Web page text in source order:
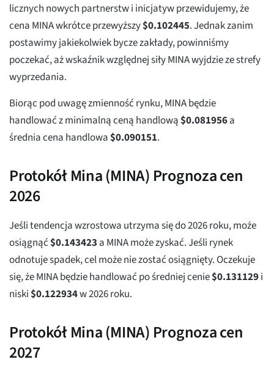
licznych nowych partnerstw i inicjatyw przewidujemy, że
cena MINA wkrótce przewyższy$0.102445. Jednak zanim
postawimy jakiekolwiek bycze zakłady, powinniśmy
poczekać, aż wskaźnik względnej siły MINA wyjdzie ze strefy
wyprzedania.
Biorąc pod uwagę zmienność rynku, MINA będzie
handlować z minimalną ceną handlową$0.081956a
średnia cena handlowa$0.090151.
Protokół Mina (MINA) Prognoza cen
2026
Jeśli tendencja wzrostowa utrzyma się do 2026 roku, może
osiągnąć$0.143423 a MINA może zyskać. Jeśli rynek
odnotuje spadek, cel może nie zostać osiągnięty. Oczekuje
się, że MINA będzie handlować po średniej cenie$0.131129i
niski$0.122934w 2026 roku.
Protokół Mina (MINA) Prognoza cen
2027